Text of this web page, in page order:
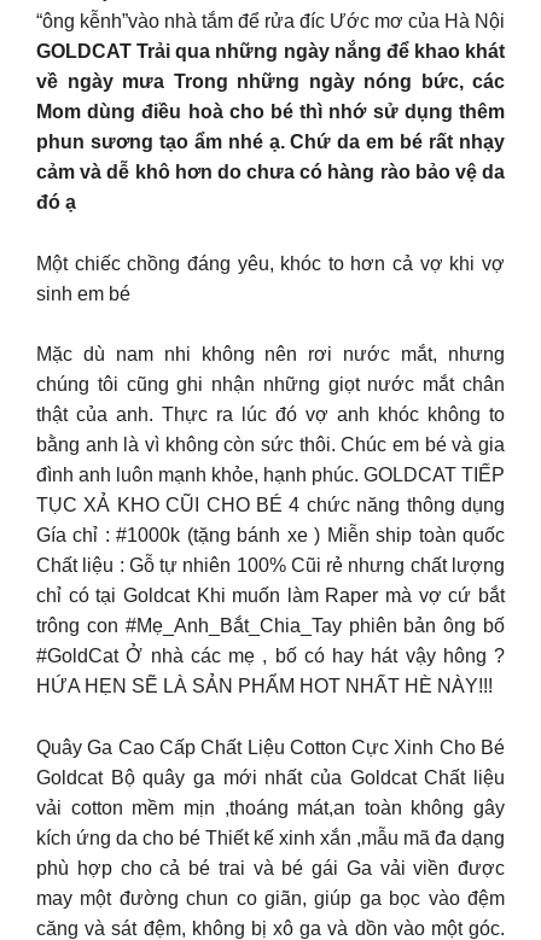
“ông kễnh”vào nhà tắm để rửa đíc Ước mơ của Hà Nội
GOLDCAT Trải qua những ngày nắng để khao khát
về ngày mưa Trong những ngày nóng bức, các
Mom dùng điều hoà cho bé thì nhớ sử dụng thêm
phun sương tạo ẩm nhé ạ. Chứ da em bé rất nhạy
cảm và dễ khô hơn do chưa có hàng rào bảo vệ da
đó ạ
Một chiếc chồng đáng yêu, khóc to hơn cả vợ khi vợ
sinh em bé
Mặc dù nam nhi không nên rơi nước mắt, nhưng
chúng tôi cũng ghi nhận những giọt nước mắt chân
thật của anh. Thực ra lúc đó vợ anh khóc không to
bằng anh là vì không còn sức thôi. Chúc em bé và gia
đình anh luôn mạnh khỏe, hạnh phúc. GOLDCAT TIẾP
TỤC XẢ KHO CŨI CHO BÉ 4 chức năng thông dụng
Gía chỉ : #1000k (tặng bánh xe ) Miễn ship toàn quốc
Chất liệu : Gỗ tự nhiên 100% Cũi rẻ nhưng chất lượng
chỉ có tại Goldcat Khi muốn làm Raper mà vợ cứ bắt
trông con #Mẹ_Anh_Bắt_Chia_Tay phiên bản ông bố
#GoldCat Ở nhà các mẹ , bố có hay hát vậy hông ?
HỨA HẸN SẼ LÀ SẢN PHẨM HOT NHẤT HÈ NÀY!!!
Quây Ga Cao Cấp Chất Liệu Cotton Cực Xinh Cho Bé
Goldcat Bộ quây ga mới nhất của Goldcat Chất liệu
vải cotton mềm mịn ,thoáng mát,an toàn không gây
kích ứng da cho bé Thiết kế xinh xắn ,mẫu mã đa dạng
phù hợp cho cả bé trai và bé gái Ga vải viền được
may một đường chun co giãn, giúp ga bọc vào đệm
căng và sát đệm, không bị xô ga và dồn vào một góc.